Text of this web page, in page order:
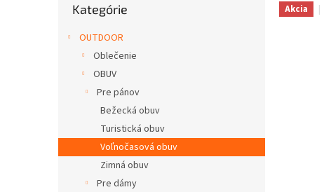
kategórie
Kategórie
OUTDOOR
Oblečenie
OBUV
Pre pánov
Bežecká obuv
Turistická obuv
Voľnočasová obuv
Zimná obuv
Pre dámy
Akcia